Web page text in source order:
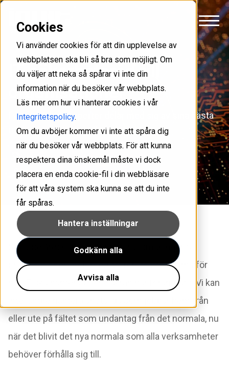
Cookies
Vi använder cookies för att din upplevelse av
webbplatsen ska bli så bra som möjligt. Om
du väljer att neka så spårar vi inte din
information när du besöker vår webbplats.
Läs mer om hur vi hanterar cookies i vår
Integritetspolicy.
Om du avböjer kommer vi inte att spåra dig
när du besöker vår webbplats. För att kunna
respektera dina önskemål måste vi dock
placera en enda cookie-fil i din webbläsare
för att våra system ska kunna se att du inte
får spåras.
Hantera inställningar
Godkänn alla
Avvisa alla
IT-säkerhetsråd till
organisationer
Fyra säkerhetsexperter delar med sig av sina bästa
rekommendationer till organisationer.
IT-säkerhet
Verksamhetsnytta
Markus Arvidsson
2 min
Senaste året har inneburit stora utmaningar för
organisationer i och med att förutsättningarna för
hur IT ska hanteras och säkras har förändrats. Vi kan
inte längre hantera anställda som jobbar hemifrån
eller ute på fältet som undantag från det normala, nu
när det blivit det nya normala som alla verksamheter
behöver förhålla sig till.